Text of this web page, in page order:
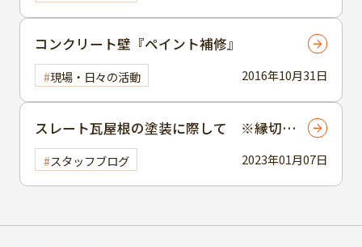
2016年10月31日
コンクリート壁『ペイント補修』
現場・日々の活動
2023年01月07日
スレート瓦屋根の塗装に際して ※縁切
り、タスペーサーについて
スタッフブログ